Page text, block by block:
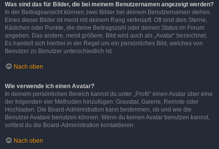
Was sind das für Bilder, die bei meinem Benutzernamen angezeigt werden?
In der Beitragsansicht können zwei Bilder bei deinem Benutzernamen stehen.
Eines dieser Bilder ist meist mit deinem Rang verknüpft: Oft sind dies Sterne,
Kästchen oder Punkte, die deine Beitragszahl oder deinen Status im Forum
angeben. Das andere, meist größere, Bild wird auch als „Avatar“ bezeichnet.
Es handelt sich hierbei in der Regel um ein persönliches Bild, welches von
Benutzer zu Benutzer unterschiedlich ist.
Nach oben
Wie verwende ich einen Avatar?
In deinem persönlichen Bereich kannst du unter „Profil“ einen Avatar über eine
der folgenden vier Methoden hinzufügen: Gravatar, Galerie, Remote oder
Hochladen. Die Board-Administration kann bestimmen, ob und wie die
Benutzer Avatare benutzen können. Wenn du keinen Avatar benutzen kannst,
solltest du die Board-Administration kontaktieren.
Nach oben